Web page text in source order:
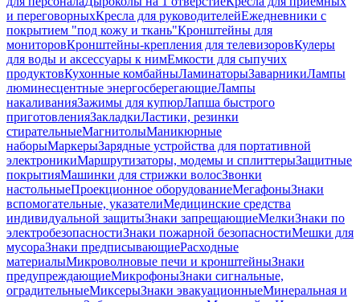
и переговорныхКресла для руководителейЕжедневники с
покрытием "под кожу и ткань"Кронштейны для
мониторовКронштейны-крепления для телевизоровКулеры
для воды и аксессуары к нимЕмкости для сыпучих
продуктовКухонные комбайныЛаминаторыЗаварникиЛампы
люминесцентные энергосберегающиеЛампы
накаливанияЗажимы для купюрЛапша быстрого
приготовленияЗакладкиЛастики, резинки
стирательныеМагнитолыМаникюрные
наборыМаркерыЗарядные устройства для портативной
электроникиМаршрутизаторы, модемы и сплиттерыЗащитные
покрытияМашинки для стрижки волосЗвонки
настольныеПроекционное оборудованиеМегафоныЗнаки
вспомогательные, указателиМедицинские средства
индивидуальной защитыЗнаки запрещающиеМелкиЗнаки по
электробезопасностиЗнаки пожарной безопасностиМешки для
мусораЗнаки предписывающиеРасходные
материалыМикроволновые печи и кронштейныЗнаки
предупреждающиеМикрофоныЗнаки сигнальные,
оградительныеМиксерыЗнаки эвакуационныеМинеральная и